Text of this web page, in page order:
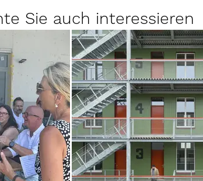
Sie auch interessieren